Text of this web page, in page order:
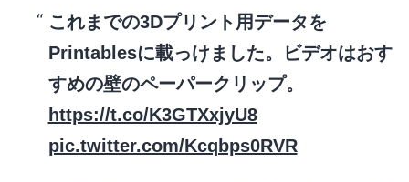
これまでの3Dプリント用データを
Printablesに載っけました。ビデオはおす
すめの壁のペーパークリップ。
https://t.co/K3GTXxjyU8
pic.twitter.com/Kcqbps0RVR